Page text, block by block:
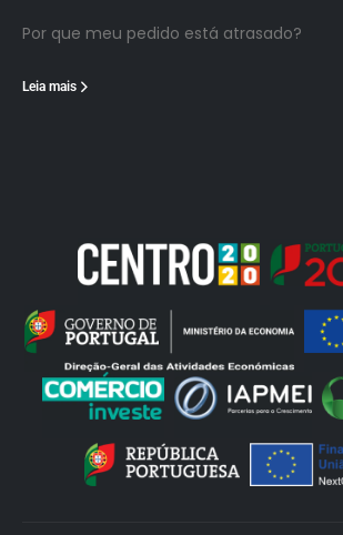
Por que meu pedido está atrasado?
Leia mais